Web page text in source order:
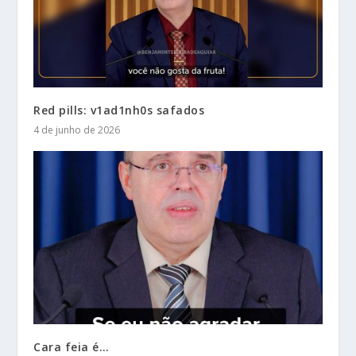
Red pills: v1ad1nh0s safados
4 de junho de 2026
Cara feia é…